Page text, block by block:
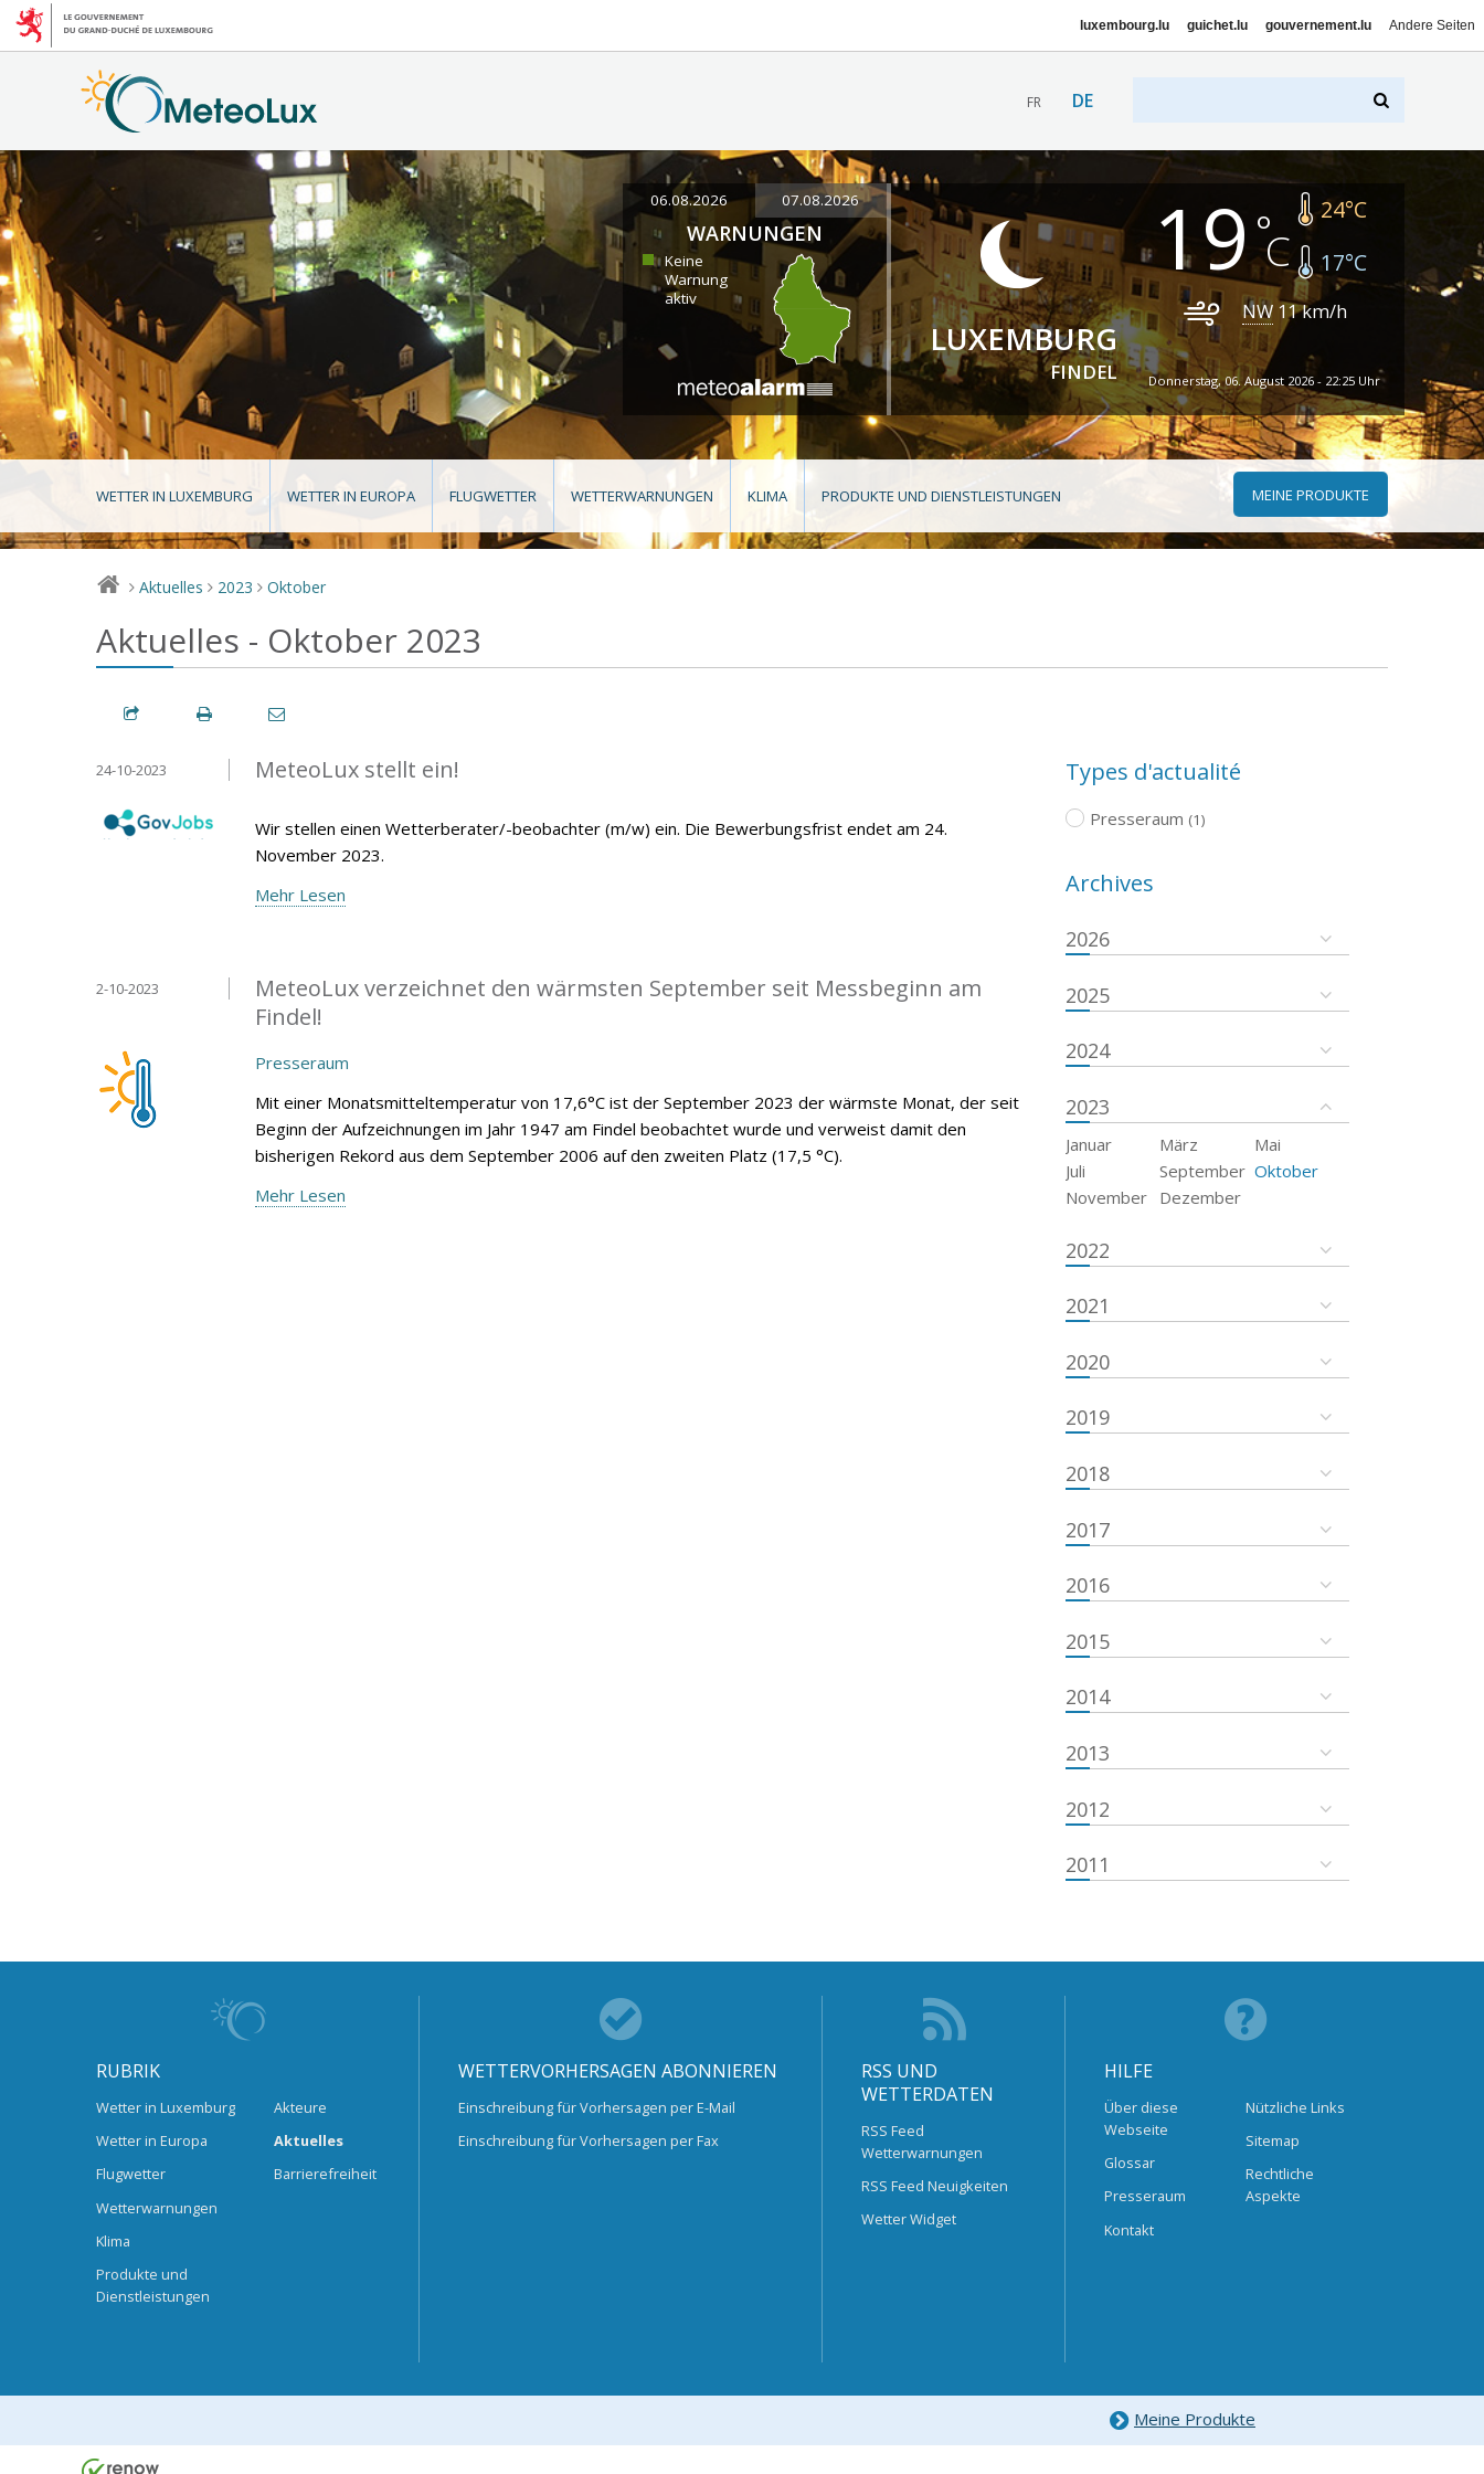
luxembourg.lu guichet.lu gouvernement.lu Andere Seiten
FR DE
06.08.2026 07.08.2026
WARNUNGEN
Keine
Warnung
aktiv
LUXEMBURG
FINDEL
19 24°C
17°C
NW 11km/h
Donnerstag, 06. August 2026 - 22:25 Uhr
WETTER IN LUXEMBURG WETTER IN EUROPA FLUGWETTER WETTERWARNUNGEN KLIMA PRODUKTE UND DIENSTLEISTUNGEN MEINE PRODUKTE
> Aktuelles > 2023 > Oktober
Aktuelles - Oktober 2023
MeteoLux stellt ein!
24-10-2023
Wir stellen einen Wetterberater/-beobachter (m/w) ein. Die Bewerbungsfrist endet am 24.
November 2023.
Mehr Lesen
MeteoLux verzeichnet den wärmsten September seit Messbeginn am
Findel!
2-10-2023
Presseraum
Mit einer Monatsmitteltemperatur von 17,6°C ist der September 2023 der wärmste Monat, der seit
Beginn der Aufzeichnungen im Jahr 1947 am Findel beobachtet wurde und verweist damit den
bisherigen Rekord aus dem September 2006 auf den zweiten Platz (17,5 °C).
Mehr Lesen
Types d'actualité
Presseraum (1)
Archives
2026
2025
2024
2023
Januar März
Mai
Juli
September Oktober
November
Dezember
2022
2021
2020
2019
2018
2017
2016
2015
2014
2013
2012
2011
RUBRIK
Wetter in Luxemburg
Wetter in Europa
Flugwetter
Wetterwarnungen
Klima
Produkte und
Dienstleistungen
Akteure
Aktuelles
Barrierefreiheit
WETTERVORHERSAGEN ABONNIEREN
Einschreibung für Vorhersagen per E-Mail
Einschreibung für Vorhersagen per Fax
RSS UND
WETTERDATEN
RSS Feed
Wetterwarnungen
RSS Feed Neuigkeiten
Wetter Widget
HILFE
Über diese
Webseite
Glossar
Presseraum
Kontakt
Nützliche Links
Sitemap
Rechtliche
Aspekte
Meine Produkte